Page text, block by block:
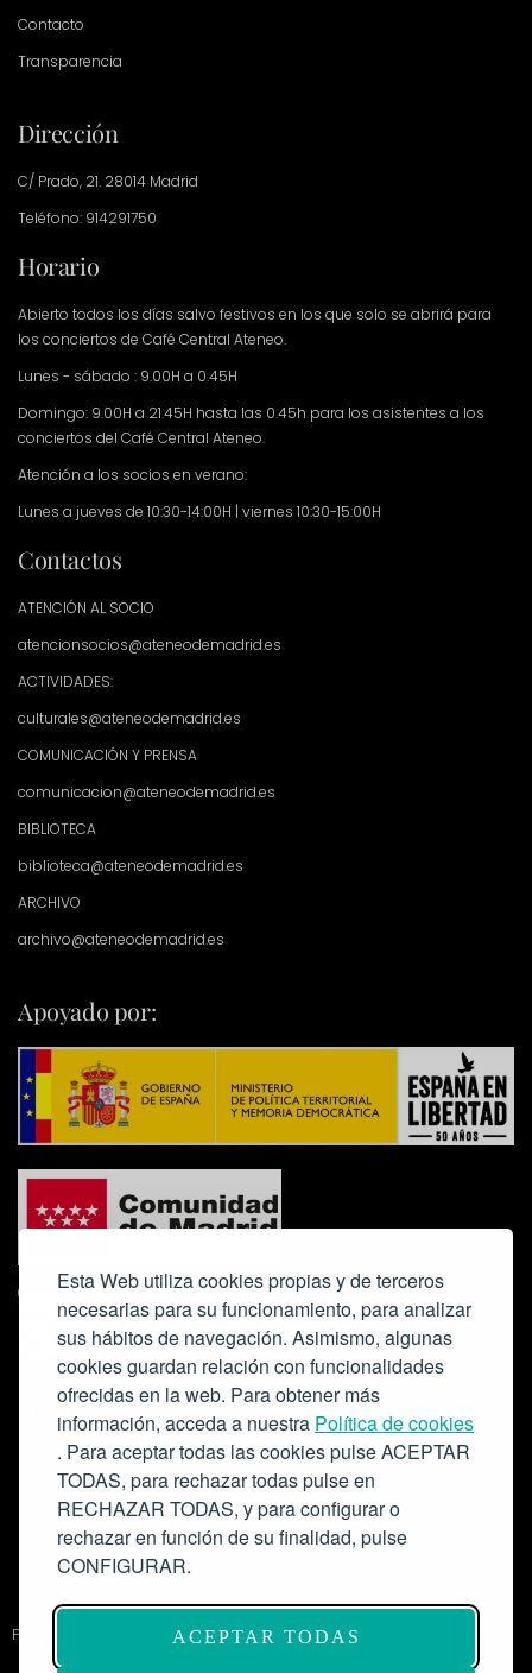
Esta Web utiliza cookies propias y de terceros
necesarias para su funcionamiento, para analizar
sus hábitos de navegación. Asimismo, algunas
cookies guardan relación con funcionalidades
ofrecidas en la web. Para obtener más
información, acceda a nuestra Política de cookies
. Para aceptar todas las cookies pulse ACEPTAR
TODAS, para rechazar todas pulse en
RECHAZAR TODAS, y para configurar o
rechazar en función de su finalidad, pulse
CONFIGURAR.
ACEPTAR TODAS
Contacto
Transparencia
Dirección
C/ Prado, 21. 28014 Madrid
Teléfono: 914291750
Horario
Abierto todos los días salvo festivos en los que solo se abrirá para
los conciertos de Café Central Ateneo.
Lunes - sábado : 9.00H a 0.45H
Domingo: 9.00H a 21.45H hasta las 0.45h para los asistentes a los
conciertos del Café Central Ateneo.
Atención a los socios en verano:
Lunes a jueves de 10:30-14:00H | viernes 10:30-15:00H
Contactos
ATENCIÓN AL SOCIO
atencionsocios@ateneodemadrid.es
ACTIVIDADES:
culturales@ateneodemadrid.es
COMUNICACIÓN Y PRENSA
comunicacion@ateneodemadrid.es
BIBLIOTECA
biblioteca@ateneodemadrid.es
ARCHIVO
archivo@ateneodemadrid.es
Apoyado por:
Colabora:
Proyecto de modernización de infraestructuras y digitalización del
Salón de Actos del Ateneo de Madrid como espacio escénico-musical.